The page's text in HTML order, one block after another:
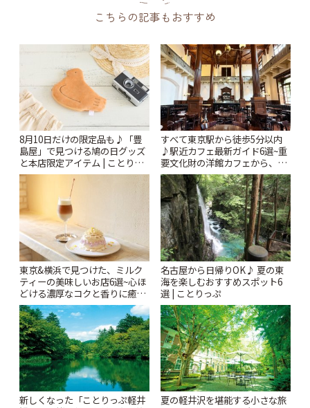
こちらの記事もおすすめ
8月10日だけの限定品も♪「豊
島屋」で見つける鳩の日グッズ
と本店限定アイテム | ことりっ
ぷ
すべて東京駅から徒歩5分以内
♪駅近カフェ最新ガイド6選~重
要文化財の洋館カフェから、改
札すぐのレトロ喫茶まで~ | こと
りっぷ
東京&横浜で見つけた、ミルク
ティーの美味しいお店6選~心ほ
どける濃厚なコクと香りに癒や
されるティータイム~ | ことりっ
ぷ
名古屋から日帰りOK♪ 夏の東
海を楽しむおすすめスポット6
選 | ことりっぷ
新しくなった「ことりっぷ軽井
夏の軽井沢を堪能する小さな旅